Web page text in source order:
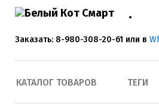
Заказать: 8-980-308-20-61 или в
КАТАЛОГ ТОВАРОВ ТЕГИ